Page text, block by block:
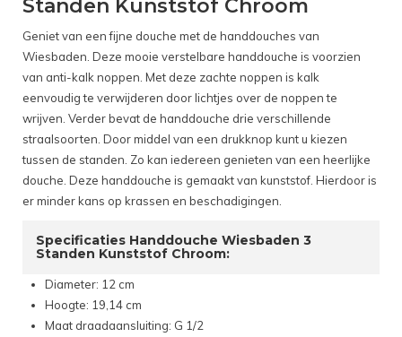
Standen Kunststof Chroom
Geniet van een fijne douche met de handdouches van
Wiesbaden. Deze mooie verstelbare handdouche is voorzien
van anti-kalk noppen. Met deze zachte noppen is kalk
eenvoudig te verwijderen door lichtjes over de noppen te
wrijven. Verder bevat de handdouche drie verschillende
straalsoorten. Door middel van een drukknop kunt u kiezen
tussen de standen. Zo kan iedereen genieten van een heerlijke
douche. Deze handdouche is gemaakt van kunststof. Hierdoor is
er minder kans op krassen en beschadigingen.
Specificaties Handdouche Wiesbaden 3
Standen Kunststof Chroom:
Diameter: 12 cm
Hoogte: 19,14 cm
Maat draadaansluiting: G 1/2